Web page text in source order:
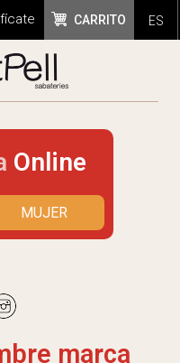
ES
CARRITO
Online
MUJER
marca